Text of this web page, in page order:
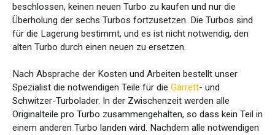
beschlossen, keinen neuen Turbo zu kaufen und nur die
Überholung der sechs Turbos fortzusetzen. Die Turbos sind
für die Lagerung bestimmt, und es ist nicht notwendig, den
alten Turbo durch einen neuen zu ersetzen.
Nach Absprache der Kosten und Arbeiten bestellt unser
Spezialist die notwendigen Teile für die Garrett- und
Schwitzer-Turbolader. In der Zwischenzeit werden alle
Originalteile pro Turbo zusammengehalten, so dass kein Teil in
einem anderen Turbo landen wird. Nachdem alle notwendigen